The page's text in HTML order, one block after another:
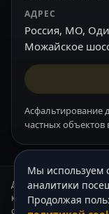
АДРЕС
Россия, МО,
Можайское
Асфальтирование
частных
Данный интернет-
каких условиях не
определяется
Мы используем
аналитики
Продолжая